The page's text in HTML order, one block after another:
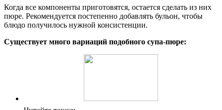
Когда все компоненты приготовятся, остается сделать из них
пюре. Рекомендуется постепенно добавлять бульон, чтобы
блюдо получилось нужной консистенции.
Существует много вариаций подобного супа-пюре: